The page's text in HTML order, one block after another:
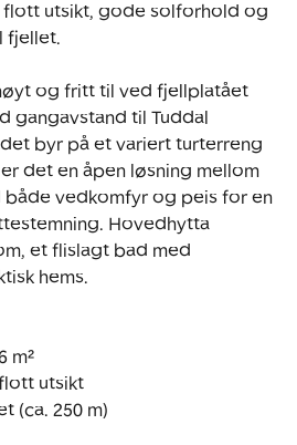
flott utsikt, gode solforhold og
fjellet.
og fritt til ved fjellplatået
gangavstand til Tuddal
byr på et variert turterreng
det en åpen løsning mellom
både vedkomfyr og peis for en
Hovedhytta
et flislagt bad med
hems.